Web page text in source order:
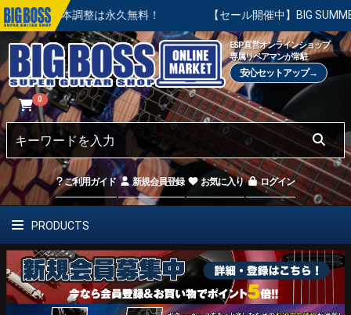
本調整は永久無料！ 【セール開催中】BIG SUMMER
ESP直営オンラインショップ
専属リペアマンが常駐
安心セットアップ→
0
ご利用ガイド 新規会員登録 お気に入り ログイン
PRODUCTS